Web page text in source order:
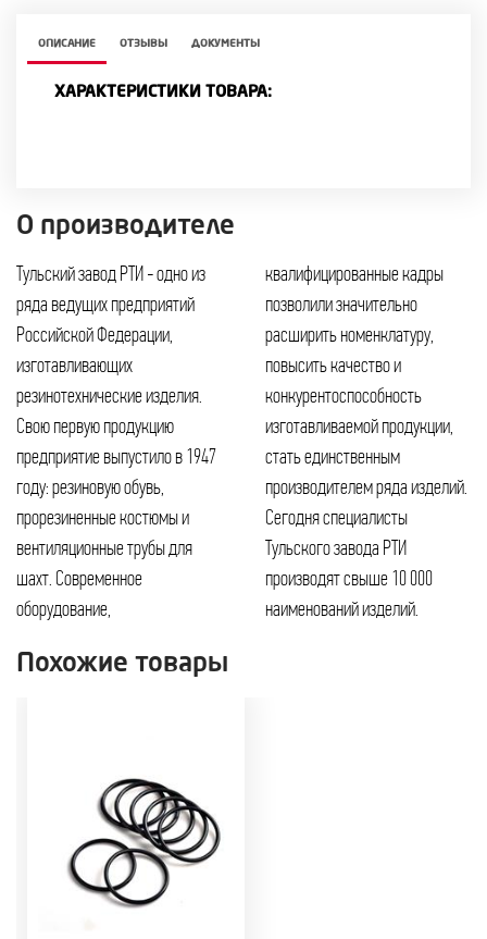
ОПИСАНИЕ ОТЗЫВЫ ДОКУМЕНТЫ
ХАРАКТЕРИСТИКИ ТОВАРА:
О производителе
Тульский завод РТИ - одно из
ряда ведущих предприятий
Российской Федерации,
изготавливающих
резинотехнические изделия.
Свою первую продукцию
предприятие выпустило в 1947
году: резиновую обувь,
прорезиненные костюмы и
вентиляционные трубы для
шахт. Современное
оборудование,
квалифицированные кадры
позволили значительно
расширить номенклатуру,
повысить качество и
конкурентоспособность
изготавливаемой продукции,
стать единственным
производителем ряда изделий.
Сегодня специалисты
Тульского завода РТИ
производят свыше 10 000
наименований изделий.
Похожие товары